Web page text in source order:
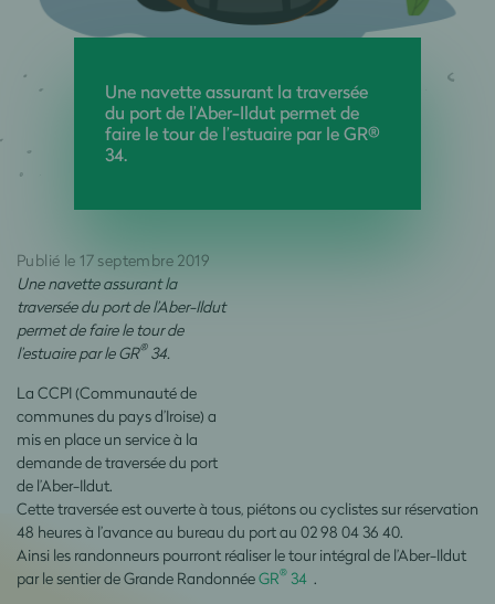
Une navette assurant la traversée
du port de l’Aber-Ildut permet de
faire le tour de l’estuaire par le GR®
34.
Publié le 17 septembre 2019
Une navette assurant la
traversée du port de l’Aber-Ildut
permet de faire le tour de
l’estuaire par le GR®34.
La CCPI (Communauté de
communes du pays d’Iroise) a
mis en place un service à la
demande de traversée du port
de l’Aber-Ildut.
Cette traversée est ouverte à tous, piétons ou cyclistes sur réservation
48 heures à l’avance au bureau du port au 02 98 04 36 40.
Ainsi les randonneurs pourront réaliser le tour intégral de l’Aber-Ildut
par le sentier de Grande RandonnéeGR® 34 .